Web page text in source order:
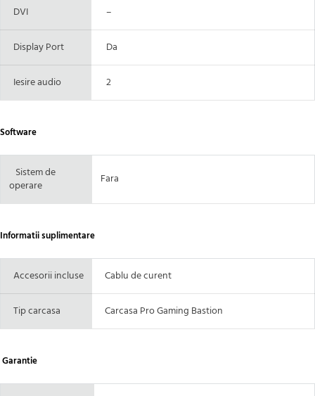
DVI –
Display Port Da
Iesire audio 2
Software
Sistem de
operare
Fara
Informatii suplimentare
Accesorii incluse Cablu de curent
Tip carcasa Carcasa Pro Gaming Bastion
Garantie